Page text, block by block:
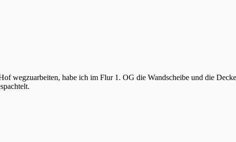
wegzuarbeiten, habe ich im Flur 1. OG die Wandscheibe und die